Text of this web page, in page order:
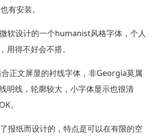
有安装。
软设计的一个humanist风格字体，个人
用得不好会不搭。
正文屏显的衬线字体，非Georgia莫属
明线，轮廓较大，小字体显示也很清
。
报纸而设计的，特点是可以在有限的空